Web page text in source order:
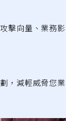
擊向量、業務
，減輕威脅您業